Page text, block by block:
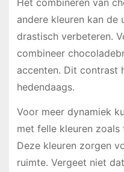
Het combineren van
andere kleuren kan
drastisch verbeteren.
combineer
accenten. Dit contrast
hedendaags.
Voor meer dynamiek
met felle kleuren
Deze kleuren zorgen
ruimte. Vergeet niet